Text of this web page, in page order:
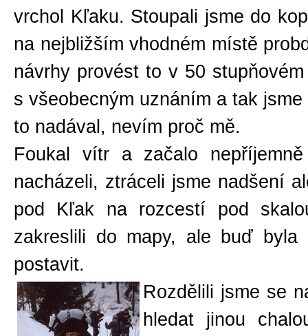
vrchol Kľaku. Stoupali jsme do
na nejbližším vhodném místě
návrhy provést to v 50
s všeobecným uznáním a tak
to nadával, nevím proč mě.
Foukal vítr a začalo
nacházeli, ztráceli jsme nadšení
pod Kľak na rozcestí pod
zakreslili do mapy, ale buď
postavit.
Rozdělili jsme se
hledat jinou